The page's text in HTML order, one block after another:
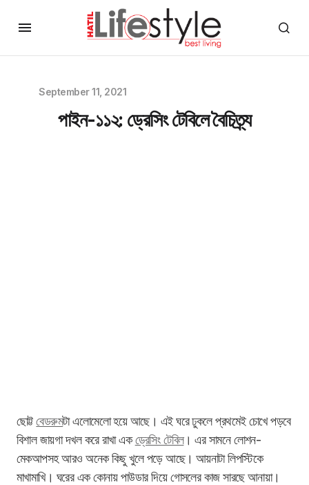
September 11, 2021
পাইন-১১২: ড্রেসিং টেবিলে বৈচিত্র্য
ছোট্টবেডরুমটা এলোমেলো হয়ে আছে। এই ঘরে ঢুকলে প্রথমেই চোখে পড়বে
বিশাল জায়গা দখল করে রাখা একড্রেসিং টেবিল। এর সামনে লোশন-
মেকআপসহ আরও অনেক কিছু খুলে পড়ে আছে। আয়নাটা লিপস্টিকে
মাখামাখি। ঘরের এক কোনায় পাউডার দিয়ে গোসলের কাজ সারছে আনায়া।